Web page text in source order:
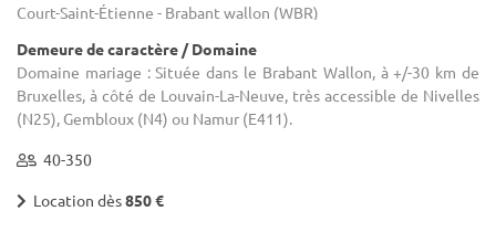
Court-Saint-Étienne - Brabant wallon (WBR)
Demeure de caractère / Domaine
Domaine mariage : Située dans le Brabant Wallon, à +/-30 km de
Bruxelles, à côté de Louvain-La-Neuve, très accessible de Nivelles
(N25), Gembloux (N4) ou Namur (E411).
40-350
Location dès850 €